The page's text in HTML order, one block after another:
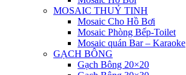
MOSAIC THUỶ TINH
Mosaic Cho Hồ Bơi
Mosaic Phòng Bếp-Toilet
Mosaic quán Bar – Karaoke
GẠCH BÔNG
Gạch Bông 20×20